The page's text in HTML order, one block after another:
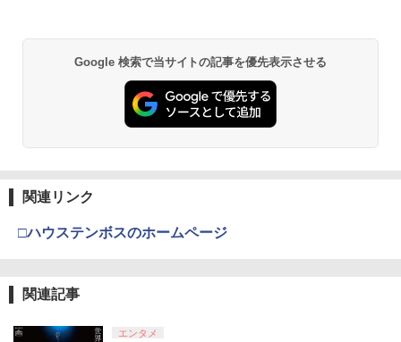
Google 検索で当サイトの記事を優先表示させる
関連リンク
□ハウステンボスのホームページ
関連記事
エンタメ